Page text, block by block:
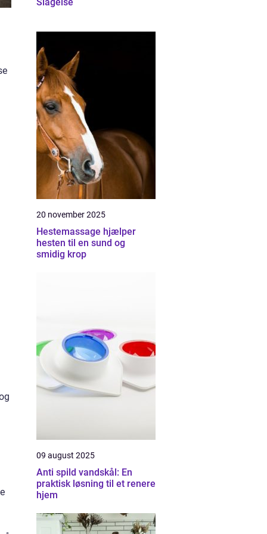
20 november 2025
Hestemassage hjælper
hesten til en sund og
smidig krop
09 august 2025
Anti spild vandskål: En
praktisk løsning til et renere
hjem